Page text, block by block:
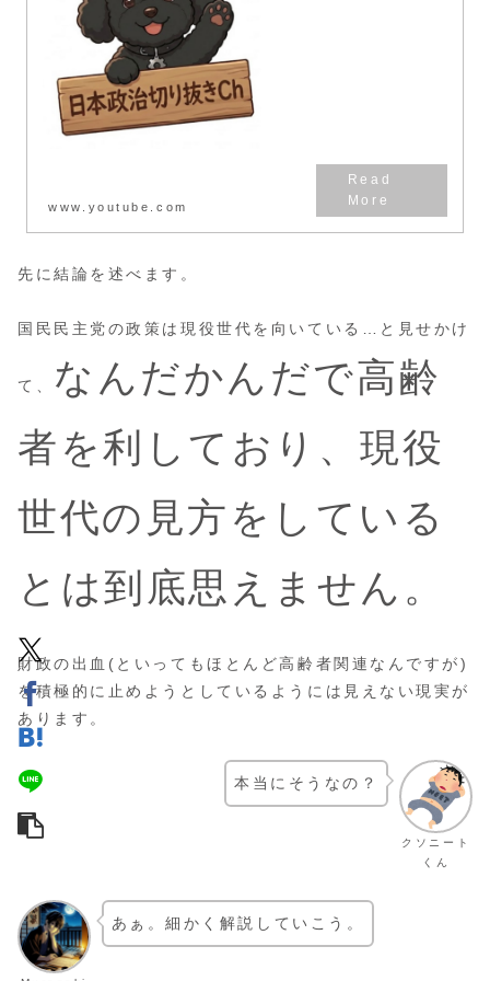
www.youtube.com
先に結論を述べます。
国民民主党の政策は現役世代を向いている…と見せかけ
て、
なんだかんだで高齢
者を利しており、現役
世代の見方をしている
とは到底思えません。
財政の出血(といってもほとんど高齢者関連なんですが)
を積極的に止めようとしているようには見えない現実が
あります。
クソニート
くん
本当にそうなの？
あぁ。細かく解説していこう。